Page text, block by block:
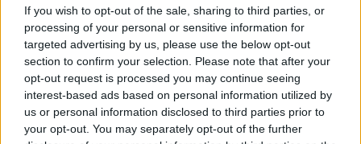
If you wish to opt-out of the sale, sharing to third parties, or
processing of your personal or sensitive information for
targeted advertising by us, please use the below opt-out
section to confirm your selection. Please note that after your
opt-out request is processed you may continue seeing
interest-based ads based on personal information utilized by
us or personal information disclosed to third parties prior to
your opt-out. You may separately opt-out of the further
. 41 condutores submetidos ao teste de alcoolemia;
. 56 infrações rodoviárias verificadas (estacionamento
indevido, falta de seguro de responsabilidade civil, falta
de inspeção periódica obrigatória, falta de utilização de
dispositivo de retenção de criança, entre outras);
e realizada anualmente na “Cidade Neve”, a feira conjuga
tradição, atividade económica, comércio, gastronomia,
animação cultural e divulgação empresarial,
constituindo um dos principais momentos de promoção
do município e da Beira Interior.
Para António Carlos, o crescimento alcançado ao longo
CONTINUAR A LER
ATUALIDADE
Rio de Janeiro: Governo do Estado